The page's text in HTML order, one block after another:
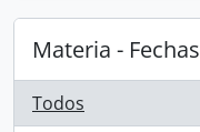
Materia - Fechas
Todos